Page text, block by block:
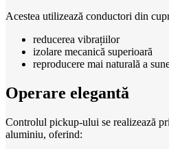
Acestea utilizează conductori din
reducerea vibrațiilor
izolare mecanică superioară
reproducere mai naturală a
Operare elegantă
Controlul pickup-ului se realizează
aluminiu, oferind: